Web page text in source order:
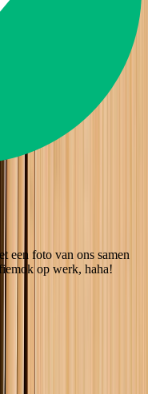
een foto van ons samen
op werk, haha!
Gelegenheid